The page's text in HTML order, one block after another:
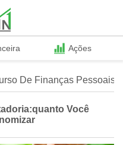
Ações
De Finanças Pessoais
Você